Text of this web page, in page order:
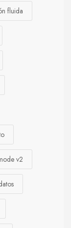
fluida
v2